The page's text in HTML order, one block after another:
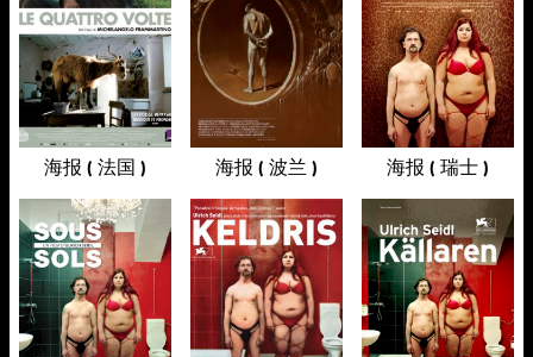
海报 ( 法国 ) 海报 ( 波兰 ) 海报 ( 瑞士 )